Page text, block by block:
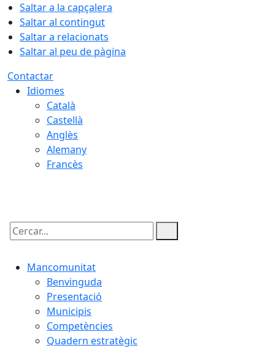
Saltar a la capçalera
Saltar al contingut
Saltar a relacionats
Saltar al peu de pàgina
Contactar
Idiomes
Català
Castellà
Anglès
Alemany
Francès
Cercar:
Mancomunitat
Benvinguda
Presentació
Municipis
Competències
Quadern estratègic